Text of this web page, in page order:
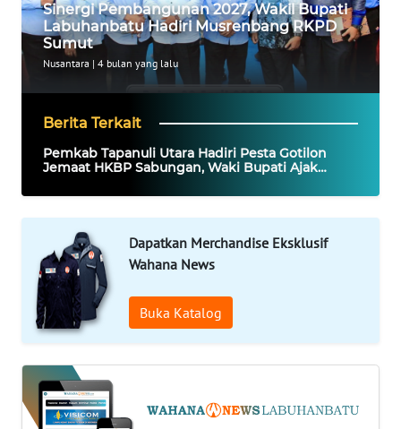
Sinergi Pembangunan 2027, Wakil Bupati
Labuhanbatu Hadiri Musrenbang RKPD
Sumut
Nusantara | 4 bulan yang lalu
Berita Terkait
Pemkab Tapanuli Utara Hadiri Pesta Gotilon
Jemaat HKBP Sabungan, Waki Bupati Ajak
Daerah ‎
Dapatkan Merchandise Eksklusif
Wahana News
Buka Katalog
NUSANTARA
PERISTIWA
SERBA-
Informasi
INDEKS
BERITA
KONTAK
KAMI